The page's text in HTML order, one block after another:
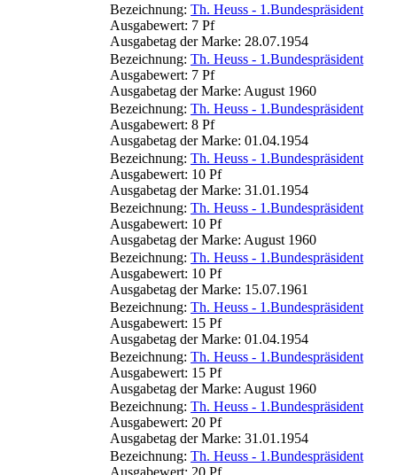
Bezeichnung: Th. Heuss - 1.Bundespräsident
Ausgabewert: 7 Pf
Ausgabetag der Marke: 28.07.1954
Bezeichnung: Th. Heuss - 1.Bundespräsident
Ausgabewert: 7 Pf
Ausgabetag der Marke: August 1960
Bezeichnung: Th. Heuss - 1.Bundespräsident
Ausgabewert: 8 Pf
Ausgabetag der Marke: 01.04.1954
Bezeichnung: Th. Heuss - 1.Bundespräsident
Ausgabewert: 10 Pf
Ausgabetag der Marke: 31.01.1954
Bezeichnung: Th. Heuss - 1.Bundespräsident
Ausgabewert: 10 Pf
Ausgabetag der Marke: August 1960
Bezeichnung: Th. Heuss - 1.Bundespräsident
Ausgabewert: 10 Pf
Ausgabetag der Marke: 15.07.1961
Bezeichnung: Th. Heuss - 1.Bundespräsident
Ausgabewert: 15 Pf
Ausgabetag der Marke: 01.04.1954
Bezeichnung: Th. Heuss - 1.Bundespräsident
Ausgabewert: 15 Pf
Ausgabetag der Marke: August 1960
Bezeichnung: Th. Heuss - 1.Bundespräsident
Ausgabewert: 20 Pf
Ausgabetag der Marke: 31.01.1954
Bezeichnung: Th. Heuss - 1.Bundespräsident
Ausgabewert: 20 Pf